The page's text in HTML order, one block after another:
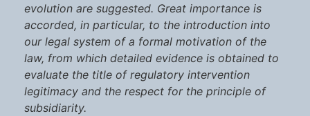
evolution are suggested. Great importance is
accorded, in particular, to the introduction into
our legal system of a formal motivation of the
law, from which detailed evidence is obtained to
evaluate the title of regulatory intervention
legitimacy and the respect for the principle of
subsidiarity.